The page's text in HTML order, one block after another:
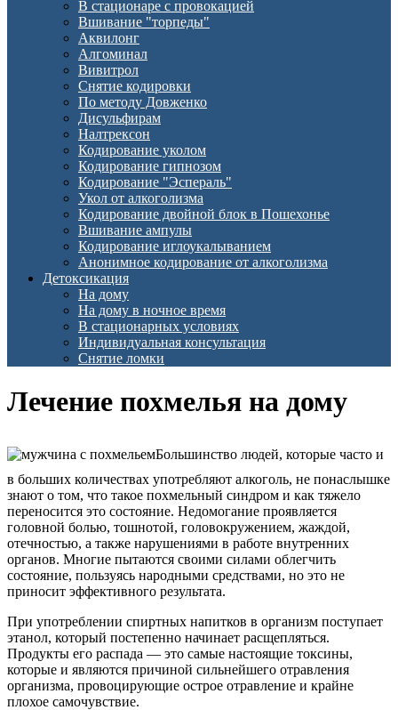
В стационаре с провокацией
Вшивание "торпеды"
Аквилонг
Алгоминал
Вивитрол
Снятие кодировки
По методу Довженко
Дисульфирам
Налтрексон
Кодирование уколом
Кодирование гипнозом
Кодирование "Эспераль"
Укол от алкоголизма
Кодирование двойной блок в Пошехонье
Вшивание ампулы
Кодирование иглоукалыванием
Анонимное кодирование от алкоголизма
Детоксикация
На дому
На дому в ночное время
В стационарных условиях
Индивидуальная консультация
Снятие ломки
Лечение похмелья на дому
Большинство людей, которые часто и
в больших количествах употребляют алкоголь, не понаслышке
знают о том, что такое похмельный синдром и как тяжело
переносится это состояние. Недомогание проявляется
головной болью, тошнотой, головокружением, жаждой,
отечностью, а также нарушениями в работе внутренних
органов. Многие пытаются своими силами облегчить
состояние, пользуясь народными средствами, но это не
приносит эффективного результата.
При употреблении спиртных напитков в организм поступает
этанол, который постепенно начинает расщепляться.
Продукты его распада — это самые настоящие токсины,
которые и являются причиной сильнейшего отравления
организма, провоцирующие острое отравление и крайне
плохое самочувствие.